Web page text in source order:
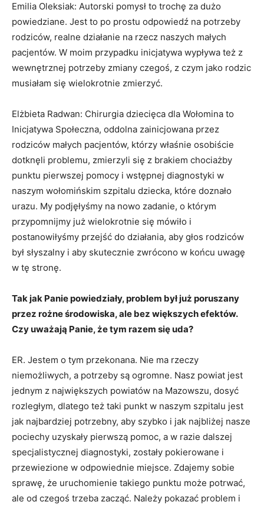
Emilia Oleksiak: Autorski pomysł to trochę za dużo
powiedziane. Jest to po prostu odpowiedź na potrzeby
rodziców, realne działanie na rzecz naszych małych
pacjentów. W moim przypadku inicjatywa wypływa też z
wewnętrznej potrzeby zmiany czegoś, z czym jako rodzic
musiałam się wielokrotnie zmierzyć.
Elżbieta Radwan: Chirurgia dziecięca dla Wołomina to
Inicjatywa Społeczna, oddolna zainicjowana przez
rodziców małych pacjentów, którzy właśnie osobiście
dotknęli problemu, zmierzyli się z brakiem chociażby
punktu pierwszej pomocy i wstępnej diagnostyki w
naszym wołomińskim szpitalu dziecka, które doznało
urazu. My podjęłyśmy na nowo zadanie, o którym
przypomnijmy już wielokrotnie się mówiło i
postanowiłyśmy przejść do działania, aby głos rodziców
był słyszalny i aby skutecznie zwrócono w końcu uwagę
w tę stronę.
Tak jak Panie powiedziały, problem był już poruszany
przez rożne środowiska, ale bez większych efektów.
Czy uważają Panie, że tym razem się uda?
ER. Jestem o tym przekonana. Nie ma rzeczy
niemożliwych, a potrzeby są ogromne. Nasz powiat jest
jednym z największych powiatów na Mazowszu, dosyć
rozległym, dlatego też taki punkt w naszym szpitalu jest
jak najbardziej potrzebny, aby szybko i jak najbliżej nasze
pociechy uzyskały pierwszą pomoc, a w razie dalszej
specjalistycznej diagnostyki, zostały pokierowane i
przewiezione w odpowiednie miejsce. Zdajemy sobie
sprawę, że uruchomienie takiego punktu może potrwać,
ale od czegoś trzeba zacząć. Należy pokazać problem i